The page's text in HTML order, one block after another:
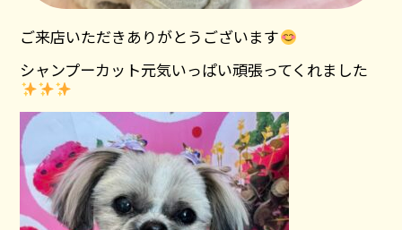
ご来店いただきありがとうございます
シャンプーカット元気いっぱい頑張ってくれました